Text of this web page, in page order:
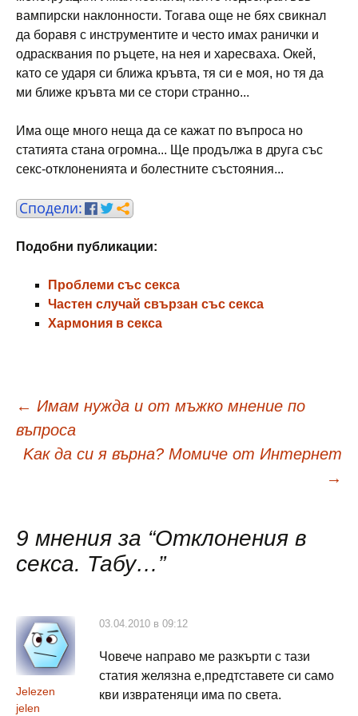
вампирски наклонности. Тогава още не бях свикнал
да боравя с инструментите и често имах ранички и
одрасквания по ръцете, на нея и харесваха. Окей,
като се ударя си ближа кръвта, тя си е моя, но тя да
ми ближе кръвта ми се стори странно...
Има още много неща да се кажат по въпроса но
статията стана огромна... Ще продължа в друга със
секс-отклоненията и болестните състояния...
Подобни публикации:
Проблеми със секса
Частен случай свързан със секса
Хармония в секса
Навигация
публикациите
← Имам нужда и от мъжко мнение по
въпроса
Kак да си я върна? Момиче от Интернет
→
9 мнения за “Отклонения в
секса. Табу…”
Jelezen
jelen
03.04.2010 в 09:12
Човече направо ме разкърти с тази
статия желязна е,предтставете си само
кви извратеняци има по света.